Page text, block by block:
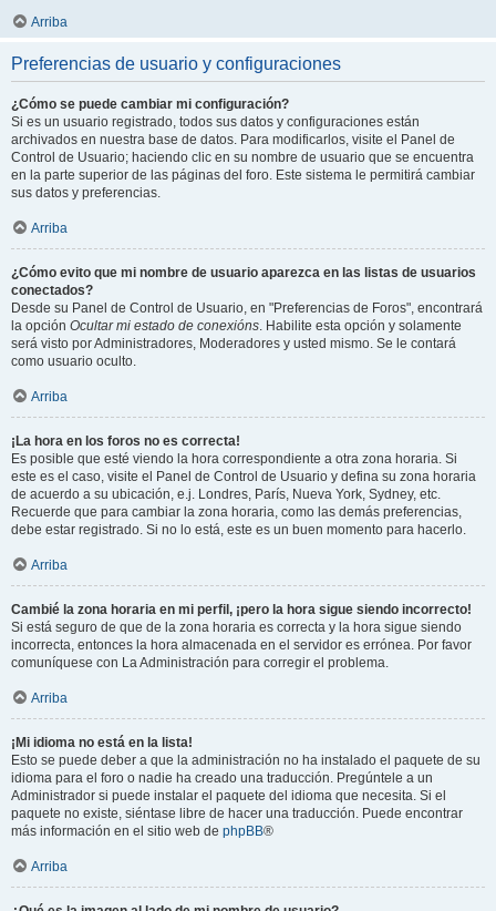
Arriba
Preferencias de usuario y configuraciones
¿Cómo se puede cambiar mi configuración?
Si es un usuario registrado, todos sus datos y configuraciones están
archivados en nuestra base de datos. Para modificarlos, visite el Panel de
Control de Usuario; haciendo clic en su nombre de usuario que se encuentra
en la parte superior de las páginas del foro. Este sistema le permitirá cambiar
sus datos y preferencias.
Arriba
¿Cómo evito que mi nombre de usuario aparezca en las listas de usuarios
conectados?
Desde su Panel de Control de Usuario, en "Preferencias de Foros", encontrará
la opción Ocultar mi estado de conexións. Habilite esta opción y solamente
será visto por Administradores, Moderadores y usted mismo. Se le contará
como usuario oculto.
Arriba
¡La hora en los foros no es correcta!
Es posible que esté viendo la hora correspondiente a otra zona horaria. Si
este es el caso, visite el Panel de Control de Usuario y defina su zona horaria
de acuerdo a su ubicación, e.j. Londres, París, Nueva York, Sydney, etc.
Recuerde que para cambiar la zona horaria, como las demás preferencias,
debe estar registrado. Si no lo está, este es un buen momento para hacerlo.
Arriba
Cambié la zona horaria en mi perfil, ¡pero la hora sigue siendo incorrecto!
Si está seguro de que de la zona horaria es correcta y la hora sigue siendo
incorrecta, entonces la hora almacenada en el servidor es errónea. Por favor
comuníquese con La Administración para corregir el problema.
Arriba
¡Mi idioma no está en la lista!
Esto se puede deber a que la administración no ha instalado el paquete de su
idioma para el foro o nadie ha creado una traducción. Pregúntele a un
Administrador si puede instalar el paquete del idioma que necesita. Si el
paquete no existe, siéntase libre de hacer una traducción. Puede encontrar
más información en el sitio web de phpBB®
Arriba